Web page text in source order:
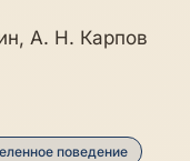
А. Н. Карпов
поведение